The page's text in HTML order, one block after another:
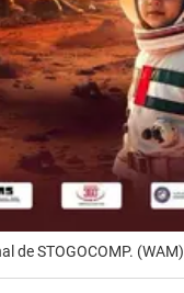
de STOGOCOMP. (WAM)